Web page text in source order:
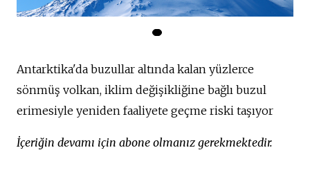
Antarktika'da buzullar altında kalan yüzlerce
sönmüş volkan, iklim değişikliğine bağlı buzul
erimesiyle yeniden faaliyete geçme riski taşıyor
İçeriğin devamı için abone olmanız gerekmektedir.